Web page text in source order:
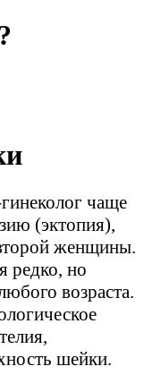
чаще
(эктопия),
женщины.
редко, но
возраста.
шейки.